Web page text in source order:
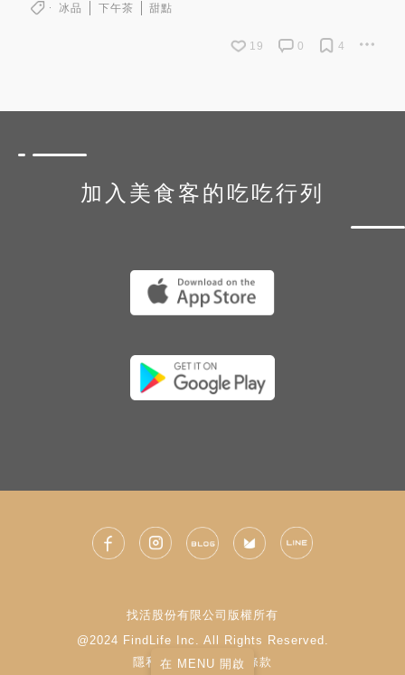
冰品 下午茶 甜點
19 0 4
在 MENU 開啟
加入美食客的吃吃行列
找活股份有限公司版權所有
@2024 FindLife Inc. All Rights Reserved.
隱私權政策
| 使用條款